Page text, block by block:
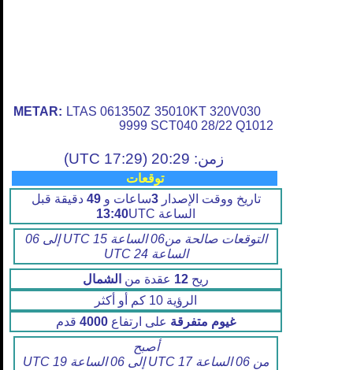
METAR: LTAS 061350Z 35010KT 320V030
9999 SCT040 28/22 Q1012
زمن: 20:29 (17:29 UTC)
توقعات
تاريخ ووقت الإصدار3ساعات و49 دقيقة قبل
الساعة
13:40UTC
التوقعات صالحة من06 الساعة 15 UTC إلى 06
الساعة 24 UTC
ريح 12 عقدة من الشمال
الرؤية 10 كم أو أكثر
غيوم متفرقة على ارتفاع 4000 قدم
أصبح
من 06 الساعة 17 UTC إلى 06 الساعة 19 UTC